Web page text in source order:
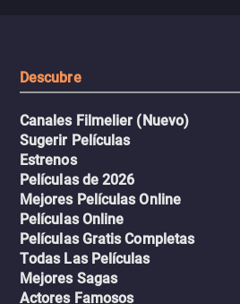
Descubre
Canales Filmelier (Nuevo)
Sugerir Películas
Estrenos
Películas de 2026
Mejores Películas Online
Películas Online
Películas Gratis Completas
Todas Las Películas
Mejores Sagas
Actores Famosos